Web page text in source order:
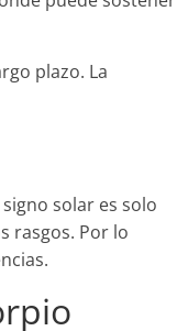
plazo. La
solar es solo
rasgos. Por lo